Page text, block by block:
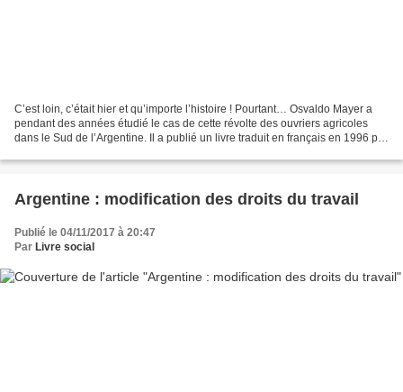
C’est loin, c’était hier et qu’importe l’histoire ! Pourtant… Osvaldo Mayer a
pendant des années étudié le cas de cette révolte des ouvriers agricoles
dans le Sud de l’Argentine. Il a publié un livre traduit en français en 1996 par
Argentine : modification des droits du travail
Publié le 04/11/2017 à 20:47
Par Livre social